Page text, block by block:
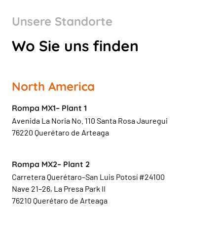
Unsere Standorte
Wo Sie uns finden
North America
Rompa MX1– Plant 1
Avenida La Noria No. 110 Santa Rosa Jauregui
76220 Querétaro de Arteaga
Rompa MX2– Plant 2
Carretera Querétaro–San Luis Potosí #24100
Nave 21–26, La Presa Park II
76210 Querétaro de Arteaga